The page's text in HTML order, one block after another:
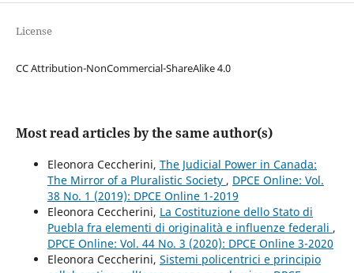
License
CC Attribution-NonCommercial-ShareAlike 4.0
Most read articles by the same author(s)
Eleonora Ceccherini, The Judicial Power in Canada:
The Mirror of a Pluralistic Society , DPCE Online: Vol.
38 No. 1 (2019): DPCE Online 1-2019
Eleonora Ceccherini, La Costituzione dello Stato di
Puebla fra elementi di originalità e influenze federali ,
DPCE Online: Vol. 44 No. 3 (2020): DPCE Online 3-2020
Eleonora Ceccherini, Sistemi policentrici e principio